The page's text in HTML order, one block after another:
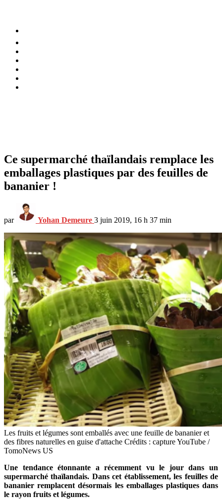
Ce supermarché thaïlandais remplace les
emballages plastiques par des feuilles de
bananier !
par Yohan Demeure 3 juin 2019, 16 h 37 min
Les fruits et légumes sont emballés avec une feuille de bananier et
des fibres naturelles en guise d'attache Crédits : capture YouTube /
TomoNews US
Une tendance étonnante a récemment vu le jour dans un
supermarché thaïlandais. Dans cet établissement, les feuilles de
bananier remplacent désormais les emballages plastiques dans
le rayon fruits et légumes.